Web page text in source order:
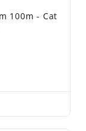
100m - Cat